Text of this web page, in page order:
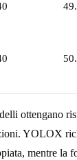
ottengano
YOLOX
mentre